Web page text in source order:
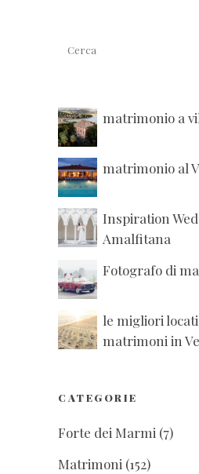
matrimonio a
matrimonio al
Inspiration
Amalfitana
Fotografo di
le migliori
matrimoni in
CATEGORIE
Forte dei Marmi (7)
Matrimoni (152)